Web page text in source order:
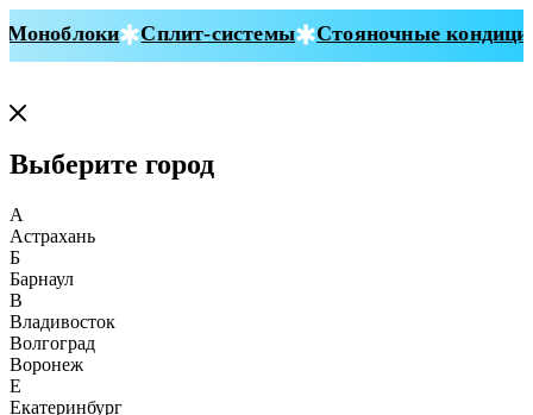
Сплит-системы Стояночные
Выберите город
А
Астрахань
Б
Барнаул
В
Владивосток
Волгоград
Воронеж
Е
Екатеринбург